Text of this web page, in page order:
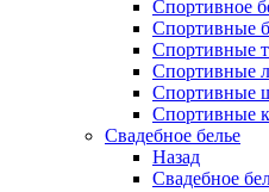
Спортивное
Спортивные
Спортивные
Спортивные
Спортивные
Спортивные
Свадебное белье
Назад
Свадебное